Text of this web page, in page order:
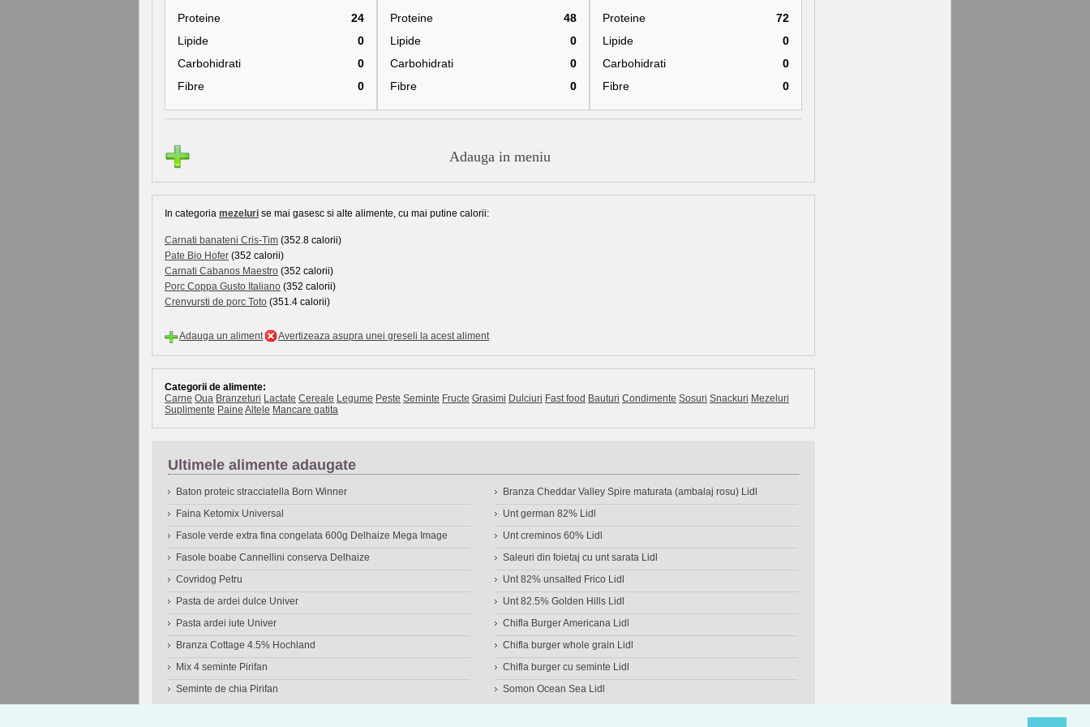
Proteine
24
Lipide
0
Carbohidrati
0
Fibre
0
Proteine
48
Lipide
0
Carbohidrati
0
Fibre
0
Proteine
72
Lipide
0
Carbohidrati
0
Fibre
0
Adauga in meniu
In categoria mezeluri se mai gasesc si alte alimente, cu mai putine calorii:
Carnati banateni Cris-Tim (352.8 calorii)
Pate Bio Hofer (352 calorii)
Carnati Cabanos Maestro (352 calorii)
Porc Coppa Gusto Italiano (352 calorii)
Crenvursti de porc Toto (351.4 calorii)
Adauga un aliment Avertizeaza asupra unei greseli la acest aliment
Categorii de alimente:
Carne Oua Branzeturi Lactate Cereale Legume Peste Seminte Fructe Grasimi Dulciuri Fast food Bauturi Condimente Sosuri Snackuri Mezeluri
Suplimente Paine Altele Mancare gatita
Ultimele alimente adaugate
Baton proteic stracciatella Born Winner
Faina Ketomix Universal
Fasole verde extra fina congelata 600g Delhaize Mega Image
Fasole boabe Cannellini conserva Delhaize
Covridog Petru
Pasta de ardei dulce Univer
Pasta ardei iute Univer
Branza Cottage 4.5% Hochland
Mix 4 seminte Pirifan
Seminte de chia Pirifan
Branza Cheddar Valley Spire maturata (ambalaj rosu) Lidl
Unt german 82% Lidl
Unt creminos 60% Lidl
Saleuri din foietaj cu unt sarata Lidl
Unt 82% unsalted Frico Lidl
Unt 82.5% Golden Hills Lidl
Chifla Burger Americana Lidl
Chifla burger whole grain Lidl
Chifla burger cu seminte Lidl
Somon Ocean Sea Lidl